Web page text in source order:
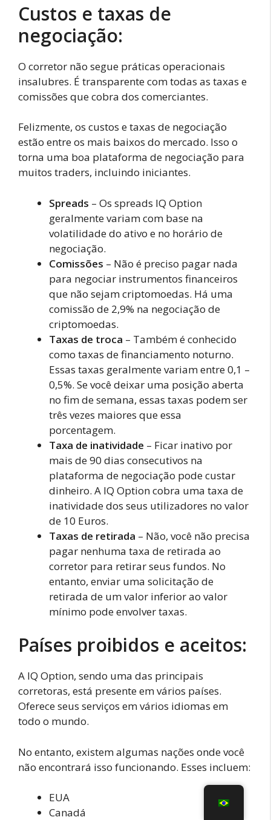
Custos e taxas de
negociação:
O corretor não segue práticas operacionais
insalubres. É transparente com todas as taxas e
comissões que cobra dos comerciantes.
Felizmente, os custos e taxas de negociação
estão entre os mais baixos do mercado. Isso o
torna uma boa plataforma de negociação para
muitos traders, incluindo iniciantes.
Spreads – Os spreads IQ Option
geralmente variam com base na
volatilidade do ativo e no horário de
negociação.
Comissões – Não é preciso pagar nada
para negociar instrumentos financeiros
que não sejam criptomoedas. Há uma
comissão de 2,9% na negociação de
criptomoedas.
Taxas de troca – Também é conhecido
como taxas de financiamento noturno.
Essas taxas geralmente variam entre 0,1 –
0,5%. Se você deixar uma posição aberta
no fim de semana, essas taxas podem ser
três vezes maiores que essa
porcentagem.
Taxa de inatividade – Ficar inativo por
mais de 90 dias consecutivos na
plataforma de negociação pode custar
dinheiro. A IQ Option cobra uma taxa de
inatividade dos seus utilizadores no valor
de 10 Euros.
Taxas de retirada – Não, você não precisa
pagar nenhuma taxa de retirada ao
corretor para retirar seus fundos. No
entanto, enviar uma solicitação de
retirada de um valor inferior ao valor
mínimo pode envolver taxas.
Países proibidos e aceitos:
A IQ Option, sendo uma das principais
corretoras, está presente em vários países.
Oferece seus serviços em vários idiomas em
todo o mundo.
No entanto, existem algumas nações onde você
não encontrará isso funcionando. Esses incluem:
EUA
Canadá